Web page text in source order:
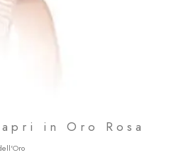
in Oro Rosa